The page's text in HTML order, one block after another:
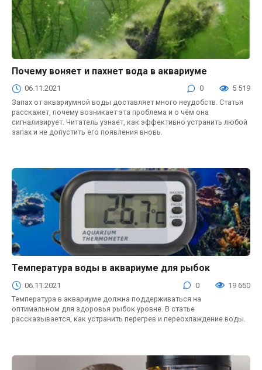
Аквариум
Почему воняет и пахнет вода в аквариуме
06.11.2021 0
5 519
Запах от аквариумной воды доставляет много неудобств. Статья
расскажет, почему возникает эта проблема и о чём она
сигнализирует. Читатель узнает, как эффективно устранить любой
запах и не допустить его появления вновь.
Аквариум
Температура воды в аквариуме для рыбок
06.11.2021 0
19 660
Температура в аквариуме должна поддерживаться на
оптимальном для здоровья рыбок уровне. В статье
рассказывается, как устранить перегрев и переохлаждение воды.